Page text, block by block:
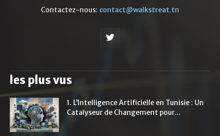
Contactez-nous: contact@walkstreat.tn
les plus vus
1. L’Intelligence Artificielle en Tunisie : Un
Catalyseur de Changement pour...